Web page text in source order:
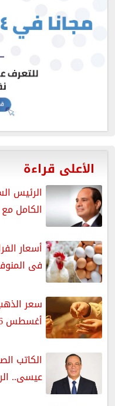
الأعلى قراءة
الرئيس
الكامل
فى
أغسطس 2026
الكاتب
عيسى..